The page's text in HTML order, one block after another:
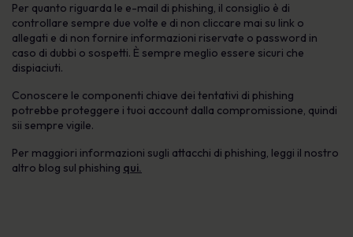
Per quanto riguarda le e-mail di phishing, il consiglio è di
controllare sempre due volte e di non cliccare mai su link o
allegati e di non fornire informazioni riservate o password in
caso di dubbi o sospetti. È sempre meglio essere sicuri che
dispiaciuti.
Conoscere le componenti chiave dei tentativi di phishing
potrebbe proteggere i tuoi account dalla compromissione, quindi
sii sempre vigile.
Per maggiori informazioni sugli attacchi di phishing, leggi il nostro
altro blog sul phishing qui.